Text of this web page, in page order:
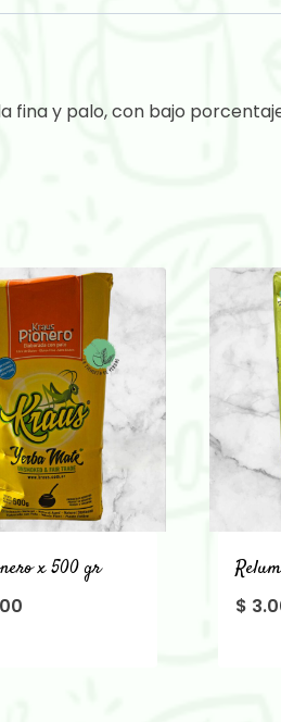
y palo, con bajo
x 500 gr
$